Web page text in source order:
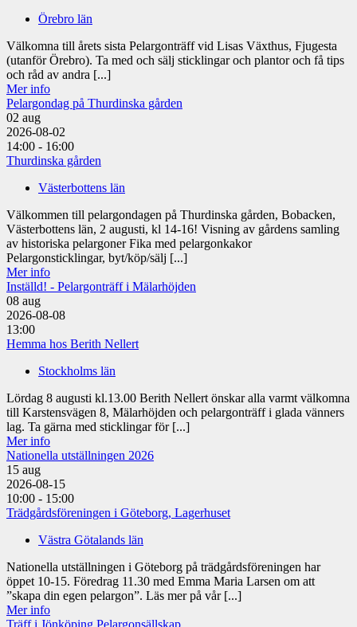
Örebro län
Välkomna till årets sista Pelargonträff vid Lisas Växthus, Fjugesta
(utanför Örebro). Ta med och sälj sticklingar och plantor och få tips
och råd av andra [...]
Mer info
Pelargondag på Thurdinska gården
02 aug
2026-08-02
14:00 - 16:00
Thurdinska gården
Västerbottens län
Välkommen till pelargondagen på Thurdinska gården, Bobacken,
Västerbottens län, 2 augusti, kl 14-16! Visning av gårdens samling
av historiska pelargoner Fika med pelargonkakor
Pelargonsticklingar, byt/köp/sälj [...]
Mer info
Inställd! - Pelargonträff i Mälarhöjden
08 aug
2026-08-08
13:00
Hemma hos Berith Nellert
Stockholms län
Lördag 8 augusti kl.13.00 Berith Nellert önskar alla varmt välkomna
till Karstensvägen 8, Mälarhöjden och pelargonträff i glada vänners
lag. Ta gärna med sticklingar för [...]
Mer info
Nationella utställningen 2026
15 aug
2026-08-15
10:00 - 15:00
Trädgårdsföreningen i Göteborg, Lagerhuset
Västra Götalands län
Nationella utställningen i Göteborg på trädgårdsföreningen har
öppet 10-15. Föredrag 11.30 med Emma Maria Larsen om att
”skapa din egen pelargon”. Läs mer på vår [...]
Mer info